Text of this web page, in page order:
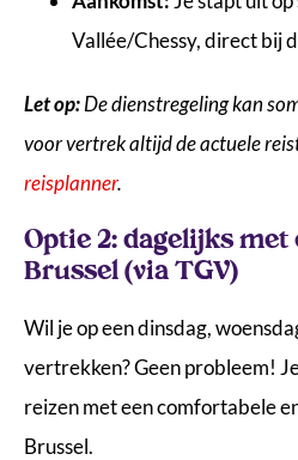
Vallée/Chessy, direct bij
Let op:De dienstregeling kan
voor vertrek altijd de actuele
reisplanner.
Optie 2: dagelijks met
Brussel (via TGV)
Wil je op een dinsdag,
vertrekken? Geen probleem!
reizen met een comfortabele
Brussel.